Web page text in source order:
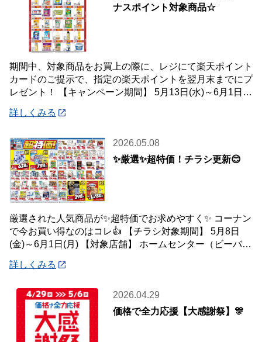
ナスポイント対象商品☆
期間中、対象商品をお買上の際に、レジにて楽天ポイント
カードのご提示で、指定の楽天ポイントを翌月末までにプ
レゼント！ 【キャンペーン期間】 5月13日(水)～6月1日
詳しくみる
2026.05.08
✨厳選✨超特価！チラシ更新😊
厳選された人気商品が✨超特価でお求めやすく✨ コーナン
で今お買い得なのはコレ👍 【チラシ対象期間】 5月8日
(金)～6月1日(月) 【対象店舗】 ホームセンター（ビーバー
詳しくみる
2026.04.29
価格で全力応援【大感謝祭】🎊